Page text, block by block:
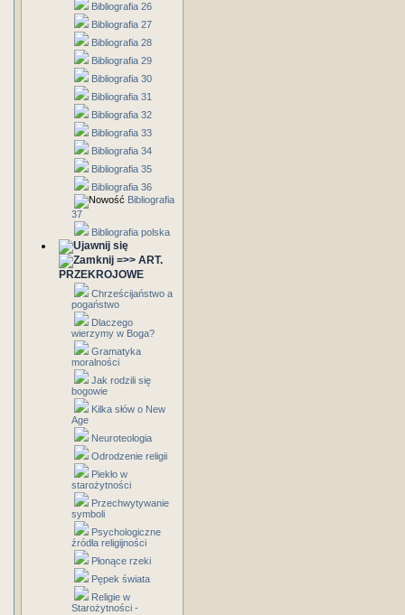
Bibliografia 26
Bibliografia 27
Bibliografia 28
Bibliografia 29
Bibliografia 30
Bibliografia 31
Bibliografia 32
Bibliografia 33
Bibliografia 34
Bibliografia 35
Bibliografia 36
Bibliografia
37
Bibliografia polska
=>> ART.
PRZEKROJOWE
Chrześcijaństwo a
pogaństwo
Dlaczego
wierzymy w Boga?
Gramatyka
moralności
Jak rodzili się
bogowie
Kilka słów o New
Age
Neuroteologia
Odrodzenie religii
Piekło w
starożytności
Przechwytywanie
symboli
Psychologiczne
źródła religijności
Płonące rzeki
Pępek świata
Religie w
Starożytności -